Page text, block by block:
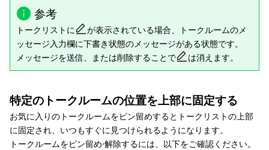
参考
トークリストに
が表示されている場合、トークルームのメ
ッセージ入力欄に下書き状態のメッセージがある状態です。
メッセージを送信、または削除することで
は消えます。
特定のトークルームの位置を上部に固定する
お気に入りのトークルームをピン留めするとトークリストの上部
に固定され、いつもすぐに見つけられるようになります。
トークルームをピン留め⋅解除するには、以下をご確認ください。